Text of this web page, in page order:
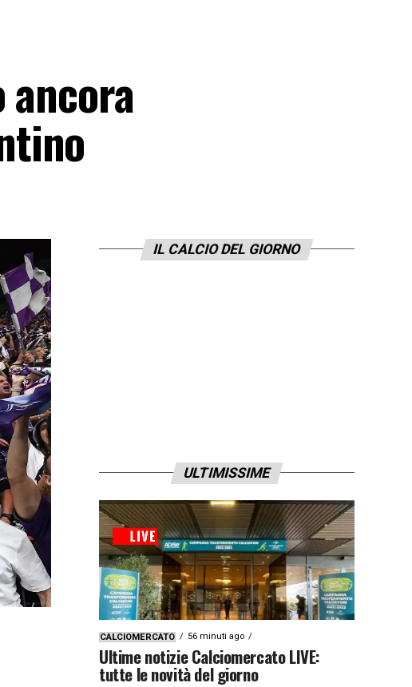
IL CALCIO DEL GIORNO
ULTIMISSIME
CALCIOMERCATO 56 minuti ago
Ultime notizie Calciomercato LIVE:
tutte le novità del giorno